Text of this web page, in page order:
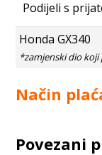
Honda GX340
Način
Povezani